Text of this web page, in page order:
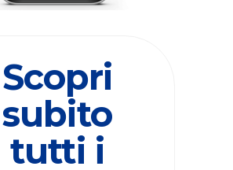
Scopri
subito
tutti i